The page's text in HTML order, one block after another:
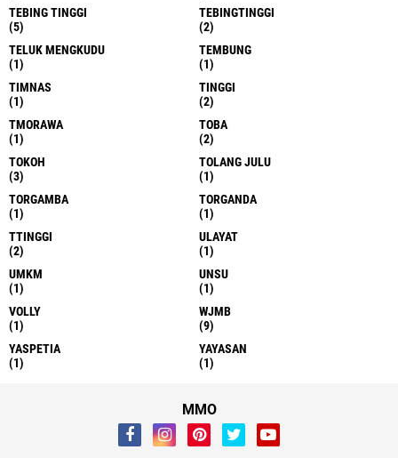
TEBING TINGGI
(5)
TEBINGTINGGI
(2)
TELUK MENGKUDU
(1)
TEMBUNG
(1)
TIMNAS
(1)
TINGGI
(2)
TMORAWA
(1)
TOBA
(2)
TOKOH
(3)
TOLANG JULU
(1)
TORGAMBA
(1)
TORGANDA
(1)
TTINGGI
(2)
ULAYAT
(1)
UMKM
(1)
UNSU
(1)
VOLLY
(1)
WJMB
(9)
YASPETIA
(1)
YAYASAN
(1)
MMO